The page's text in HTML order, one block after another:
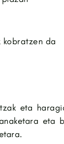
kobratzen da
eta
eta